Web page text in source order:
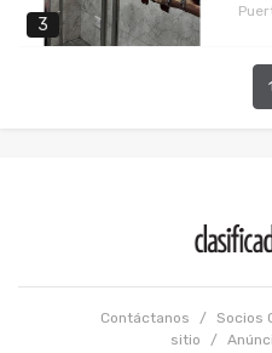
3
1
Contáctanos / Socios
sitio
/